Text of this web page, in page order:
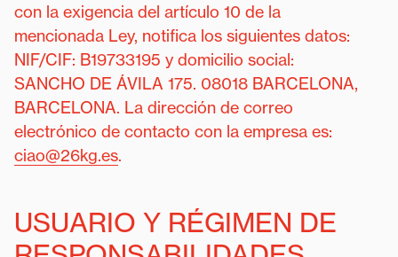
con la exigencia del artículo 10 de la
mencionada Ley, notifica los siguientes datos:
NIF/CIF: ​B19733195 y domicilio social:
SANCHO DE ÁVILA 175. 08018 BARCELONA,
BARCELONA. La dirección de correo
electrónico de contacto con la empresa es:
ciao@26kg.es.
USUARIO Y RÉGIMEN DE